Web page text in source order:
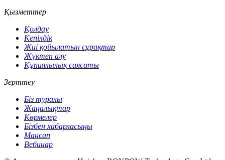
Қызметтер
Қолдау
Кепілдік
Жиі қойылатын сұрақтар
Жүктеп алу
Құпиялылық саясаты
Зерттеу
Біз туралы
Жаңалықтар
Көрмелер
Бізбен хабарласыңы
Мансап
Вебинар